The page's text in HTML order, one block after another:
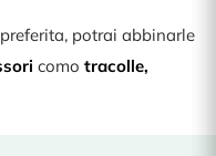
potrai abbinarle
como tracolle,